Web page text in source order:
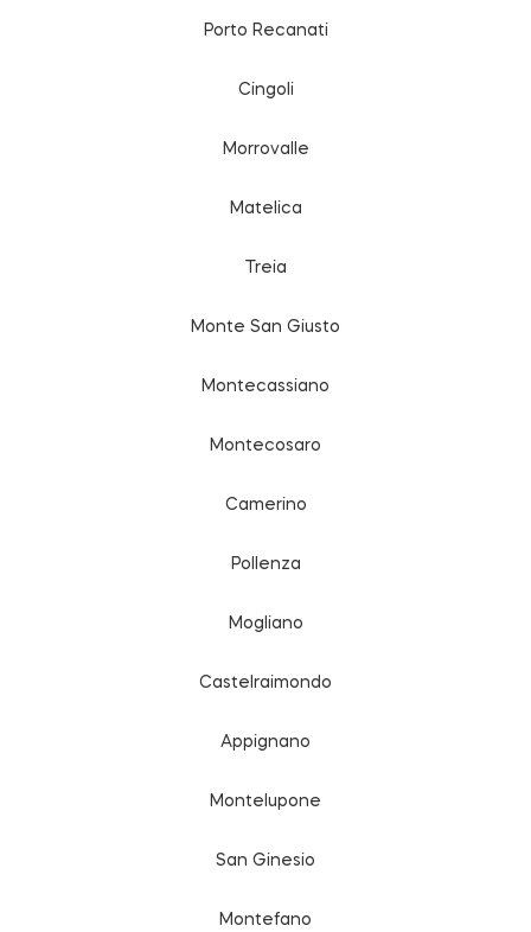
Porto Recanati
Cingoli
Morrovalle
Matelica
Treia
Monte San Giusto
Montecassiano
Montecosaro
Camerino
Pollenza
Mogliano
Castelraimondo
Appignano
Montelupone
San Ginesio
Montefano